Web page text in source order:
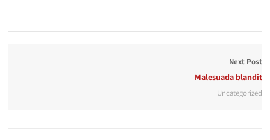
Next Post
Malesuada blandit
Uncategorized